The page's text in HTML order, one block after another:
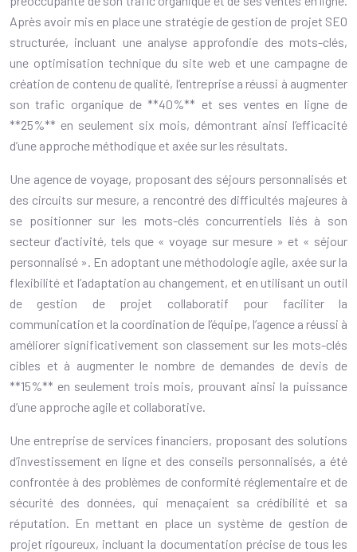
Après avoir mis en place une stratégie de gestion de projet SEO
structurée, incluant une analyse approfondie des mots-clés,
une optimisation technique du site web et une campagne de
création de contenu de qualité, l’entreprise a réussi à augmenter
son trafic organique de **40%** et ses ventes en ligne de
**25%** en seulement six mois, démontrant ainsi l’efficacité
d’une approche méthodique et axée sur les résultats.
Une agence de voyage, proposant des séjours personnalisés et
des circuits sur mesure, a rencontré des difficultés majeures à
se positionner sur les mots-clés concurrentiels liés à son
secteur d’activité, tels que « voyage sur mesure » et « séjour
personnalisé ». En adoptant une méthodologie agile, axée sur la
flexibilité et l’adaptation au changement, et en utilisant un outil
de gestion de projet collaboratif pour faciliter la
communication et la coordination de l’équipe, l’agence a réussi à
améliorer significativement son classement sur les mots-clés
cibles et à augmenter le nombre de demandes de devis de
**15%** en seulement trois mois, prouvant ainsi la puissance
d’une approche agile et collaborative.
Une entreprise de services financiers, proposant des solutions
d’investissement en ligne et des conseils personnalisés, a été
confrontée à des problèmes de conformité réglementaire et de
sécurité des données, qui menaçaient sa crédibilité et sa
réputation. En mettant en place un système de gestion de
projet rigoureux, incluant la documentation précise de tous les